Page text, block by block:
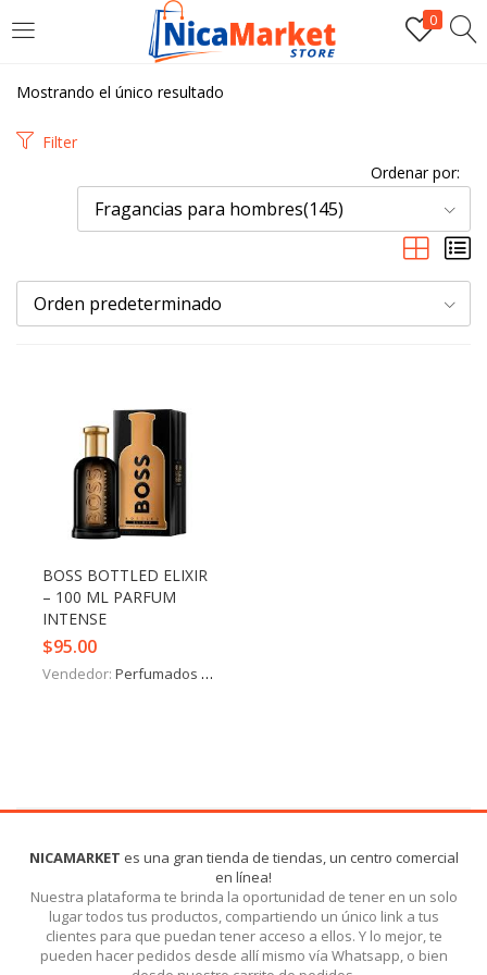
0
INICIAR SESIÓN
Introduzca su nombre de usuario y contraseña para iniciar
Por favor, introduce una respuesta en dígitos:
Recordarme
Mostrando el único resultado
Filter
Ordenar por:
Fragancias para hombres(145)
Orden predeterminado
BOSS BOTTLED ELIXIR
– 100 ML PARFUM
INTENSE
$95.00
Vendedor: Perfumados y más
NICAMARKET es una gran tienda de tiendas, un centro comercial
en línea!
Nuestra plataforma te brinda la oportunidad de tener en un solo
lugar todos tus productos, compartiendo un único link a tus
clientes para que puedan tener acceso a ellos. Y lo mejor, te
pueden hacer pedidos desde allí mismo vía Whatsapp, o bien